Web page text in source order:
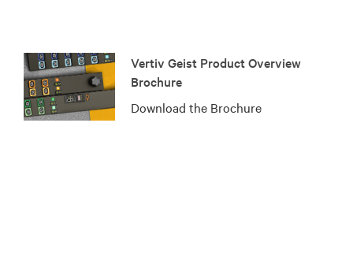
Vertiv Geist Product Overview
Brochure
Download the Brochure